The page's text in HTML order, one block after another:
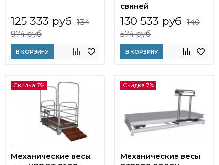
125 333 руб 134
974 руб
В КОРЗИНУ
свиней
130 533 руб 140
574 руб
В КОРЗИНУ
Скидка 7%
Механические весы
Скидка 7%
Механические весы